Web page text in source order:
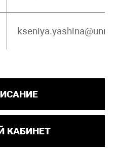
kseniya.yashina@unn.ru
КАБИНЕТ